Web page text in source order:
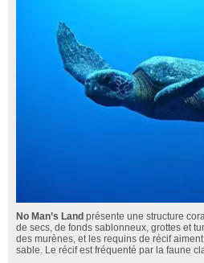
No Man’s Land présente une structure
de secs, de fonds sablonneux, grottes et
des murènes, et les requins de récif
sable. Le récif est fréquenté par la faune